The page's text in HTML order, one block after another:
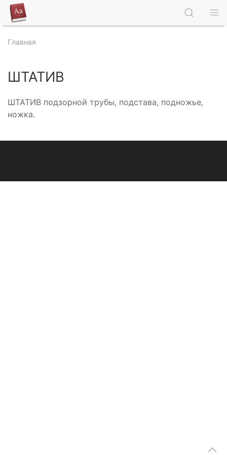
Главная
ШТАТИВ
ШТАТИВ подзорной трубы, подстава, подножье,
ножка.